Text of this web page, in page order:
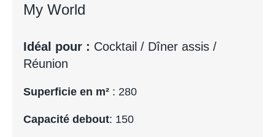
My World
Idéal pour : Cocktail / Dîner assis /
Réunion
Superficie en m² : 280
Capacité debout: 150